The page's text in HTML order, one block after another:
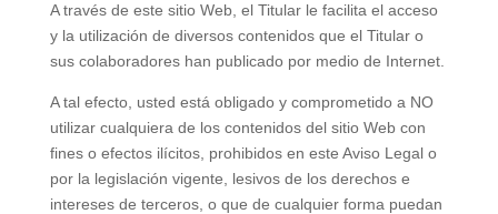
A través de este sitio Web, el Titular le facilita el acceso
y la utilización de diversos contenidos que el Titular o
sus colaboradores han publicado por medio de Internet.
A tal efecto, usted está obligado y comprometido a NO
utilizar cualquiera de los contenidos del sitio Web con
fines o efectos ilícitos, prohibidos en este Aviso Legal o
por la legislación vigente, lesivos de los derechos e
intereses de terceros, o que de cualquier forma puedan